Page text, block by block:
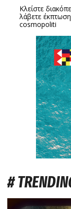
Κλείστε
λάβετε
cosmopoliti
#